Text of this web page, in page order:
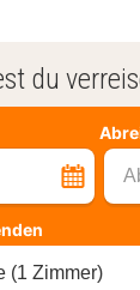
du
(1 Zimmer)